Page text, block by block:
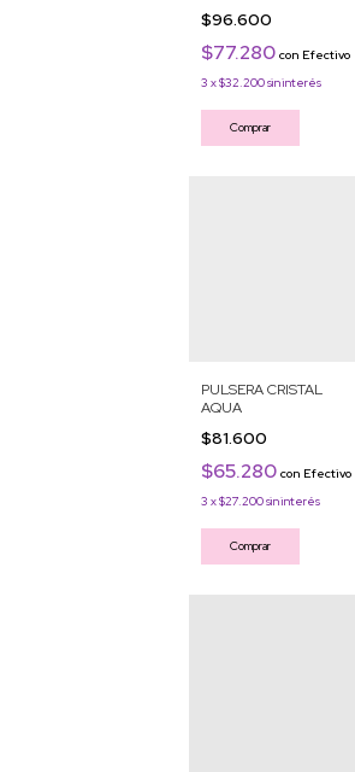
$96.600
$77.280 con Efectivo
3 x$32.200sin interés
Comprar
PULSERA CRISTAL
AQUA
$81.600
$65.280 con Efectivo
3 x$27.200sin interés
Comprar